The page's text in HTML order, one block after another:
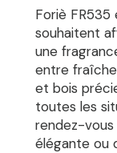
Foriè
souhaitent
une
entre
et bois
toutes les
rendez-vous
élégante ou